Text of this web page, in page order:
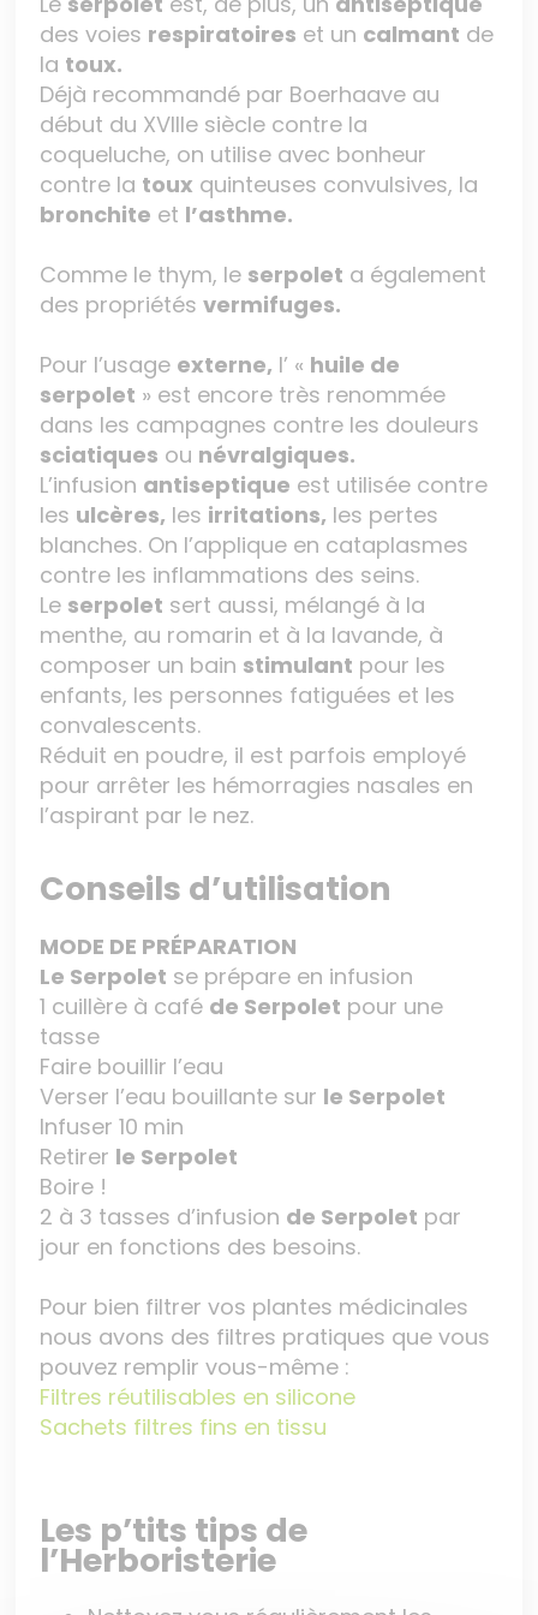
des voies respiratoires et un calmant de
la toux.
Déjà recommandé par Boerhaave au
début du XVIIIe siècle contre la
coqueluche, on utilise avec bonheur
contre la toux quinteuses convulsives, la
bronchite et l’asthme.
Comme le thym, le serpolet a également
des propriétésvermifuges.
Pour l’usage externe, l’ « huile de
serpolet » est encore très renommée
dans les campagnes contre les douleurs
sciatiques ou névralgiques.
L’infusion antiseptique est utilisée contre
les ulcères, les irritations, les pertes
blanches. On l’applique en cataplasmes
contre les inflammations des seins.
Le serpolet sert aussi, mélangé à la
menthe, au romarin et à la lavande, à
composer un bain stimulant pour les
enfants, les personnes fatiguées et les
convalescents.
Réduit en poudre, il est parfois employé
pour arrêter les hémorragies nasales en
l’aspirant par le nez.
Conseils d’utilisation
MODE DE PRÉPARATION
Le Serpolet se prépare en infusion
1 cuillère à café de Serpolet pour une
tasse
Faire bouillir l’eau
Verser l’eau bouillante sur le Serpolet
Infuser 10 min
Retirer le Serpolet
Boire !
2 à 3 tasses d’infusion de Serpolet par
jour en fonctions des besoins.
Pour bien filtrer vos plantes médicinales
nous avons des filtres pratiques que vous
pouvez remplir vous-même :
Filtres réutilisables en silicone
Sachets filtres fins en tissu
Les p’tits tips de
l’Herboristerie